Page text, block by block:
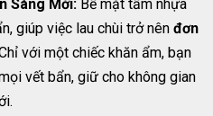
Sáng Mới: Bề mặt tấm nhựa
giúp việc lau chùi trở nênđơn
với một chiếc khăn ẩm, bạn
vết bẩn, giữ cho không gian